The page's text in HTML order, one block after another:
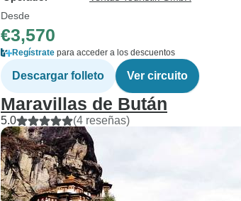
Desde
€3,570
Regístrate para acceder a los descuentos
Descargar folleto Ver circuito
Maravillas de Bután
5.0 (4 reseñas)